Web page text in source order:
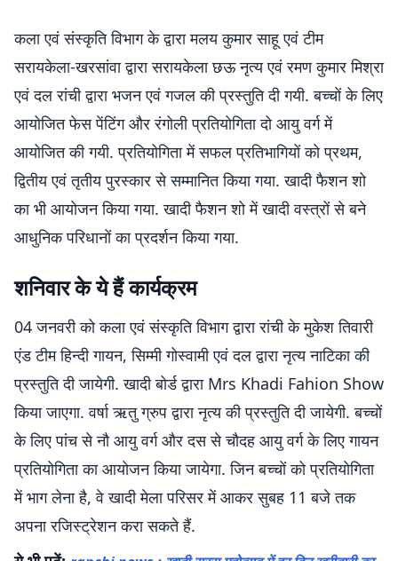
कला एवं संस्कृति विभाग के द्वारा मलय कुमार साहू एवं टीम
सरायकेला-खरसांवा द्वारा सरायकेला छऊ नृत्य एवं रमण कुमार मिश्रा
एवं दल रांची द्वारा भजन एवं गजल की प्रस्तुति दी गयी. बच्चों के लिए
आयोजित फेस पेंटिंग और रंगोली प्रतियोगिता दो आयु वर्ग में
आयोजित की गयी. प्रतियोगिता में सफल प्रतिभागियों को प्रथम,
द्वितीय एवं तृतीय पुरस्कार से सम्मानित किया गया. खादी फैशन शो
का भी आयोजन किया गया. खादी फैशन शो में खादी वस्त्रों से बने
आधुनिक परिधानों का प्रदर्शन किया गया.
शनिवार के ये हैं कार्यक्रम
04 जनवरी को कला एवं संस्कृति विभाग द्वारा रांची के मुकेश तिवारी
एंड टीम हिन्दी गायन, सिम्मी गोस्वामी एवं दल द्वारा नृत्य नाटिका की
प्रस्तुति दी जायेगी. खादी बोर्ड द्वारा Mrs Khadi Fahion Show
किया जाएगा. वर्षा ऋतु ग्रुप द्वारा नृत्य की प्रस्तुति दी जायेगी. बच्चों
के लिए पांच से नौ आयु वर्ग और दस से चौदह आयु वर्ग के लिए गायन
प्रतियोगिता का आयोजन किया जायेगा. जिन बच्चों को प्रतियोगिता
में भाग लेना है, वे खादी मेला परिसर में आकर सुबह 11 बजे तक
अपना रजिस्ट्रेशन करा सकते हैं.